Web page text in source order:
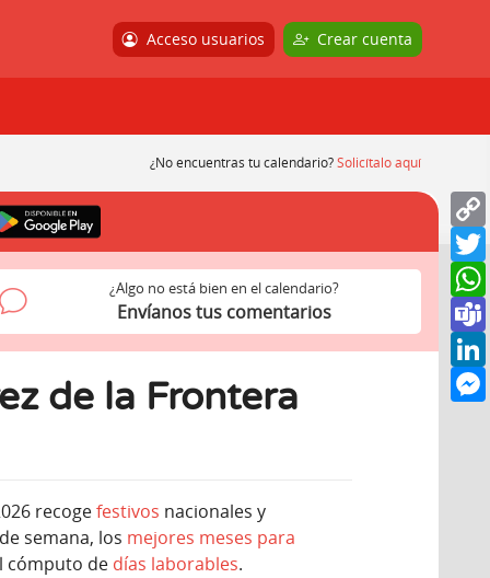
Acceso usuarios Crear cuenta
¿No encuentras tu calendario?Solicítalo aquí
de la Frontera
recogefestivos nacionales y
semana, los mejores meses para
cómputo de días laborables.
¿Algo no está bien en el calendario?
Envíanos tus comentarios